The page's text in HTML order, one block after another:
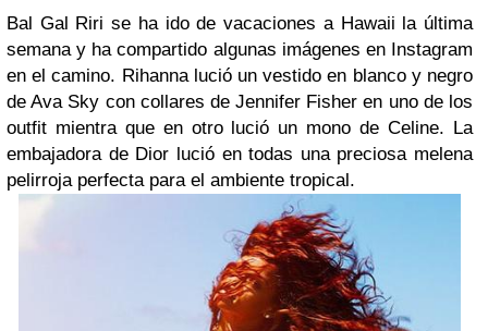
Bal Gal Riri se ha ido de vacaciones a Hawaii la última
semana y ha compartido algunas imágenes en Instagram
en el camino. Rihanna lució un vestido en blanco y negro
de Ava Sky con collares de Jennifer Fisher en uno de los
outfit mientra que en otro lució un mono de Celine. La
embajadora de Dior lució en todas una preciosa melena
pelirroja perfecta para el ambiente tropical.